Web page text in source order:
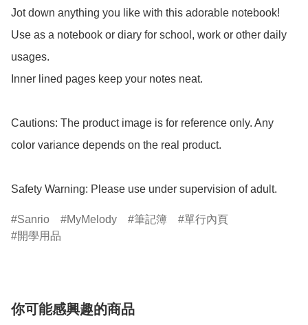
Jot down anything you like with this adorable notebook!
Use as a notebook or diary for school, work or other daily
usages.
Inner lined pages keep your notes neat.
Cautions: The product image is for reference only. Any
color variance depends on the real product.
Safety Warning: Please use under supervision of adult.
Sanrio MyMelody 筆記簿
單行內頁
開學用品
你可能感興趣的商品